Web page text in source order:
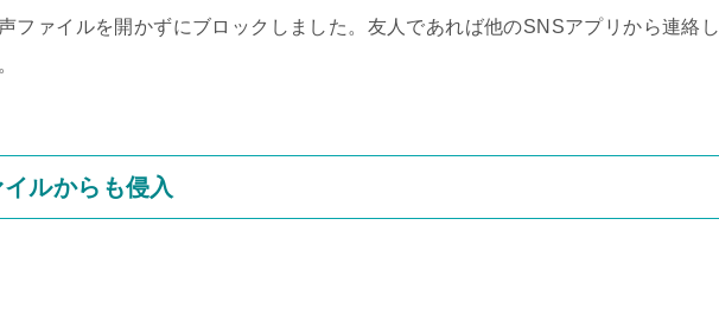
ファイルを開かずにブロックしました。友人であれば他のSNSアプリから連絡し
ルからも侵入